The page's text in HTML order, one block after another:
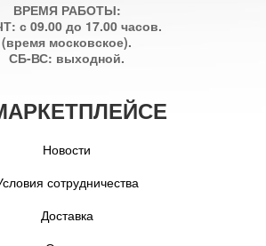
ВРЕМЯ РАБОТЫ:
с 09.00 до 17.00 часов.
(время московское).
СБ-ВС: выходной.
Новости
сотрудничества
Доставка